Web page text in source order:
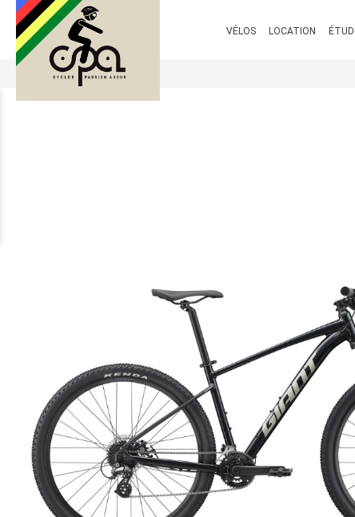
VÉLOS LOCATION